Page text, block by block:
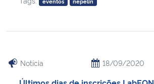
Notícia 18/09/2020